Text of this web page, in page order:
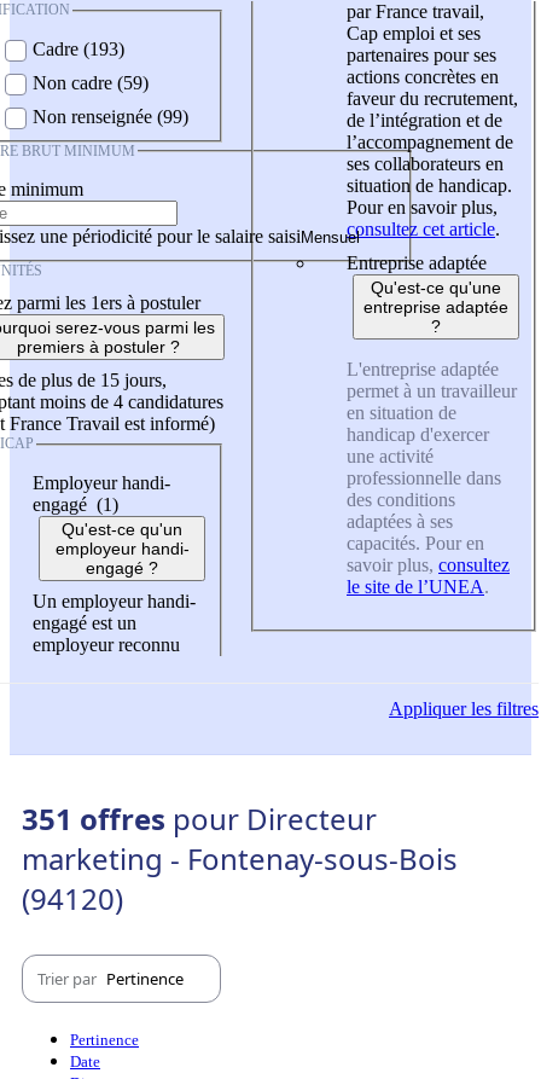
Cadre (193)
Non cadre (59)
Non renseignée (99)
BRUT MINIMUM
minimum
une périodicité pour le salaire saisi
parmi les 1ers à postuler
serez-vous parmi les
premiers à postuler ?
de plus de 15 jours,
moins de 4 candidatures
France Travail est informé)
Employeur handi-
engagé (1)
Qu'est-ce qu'un
employeur handi-
engagé ?
Un employeur handi-
engagé est un
employeur reconnu
par France travail,
Cap emploi et ses
partenaires pour ses
actions concrètes en
faveur du recrutement,
de l’intégration et de
l’accompagnement de
ses collaborateurs en
situation de handicap.
Pour en savoir plus,
consultez cet article.
Entreprise adaptée
Qu'est-ce qu'une
entreprise adaptée
?
L'entreprise adaptée
permet à un travailleur
en situation de
handicap d'exercer
une activité
professionnelle dans
des conditions
adaptées à ses
capacités. Pour en
savoir plus, consultez
le site de l’UNEA.
Appliquerles filtres
351 offres pour Directeur
marketing - Fontenay-sous-Bois
(94120)
Trier par Pertinence
Pertinence
Date